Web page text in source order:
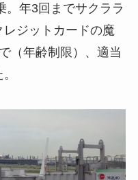
。年3回までサクララ
ジットカードの魔
（年齢制限）、適当